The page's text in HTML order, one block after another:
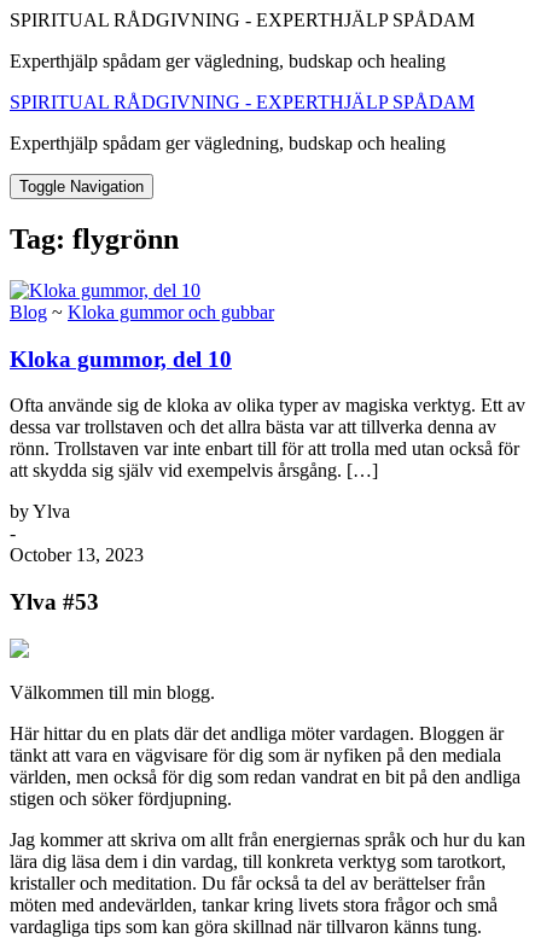
SPIRITUAL RÅDGIVNING - EXPERTHJÄLP SPÅDAM
Experthjälp spådam ger vägledning, budskap och healing
SPIRITUAL RÅDGIVNING - EXPERTHJÄLP SPÅDAM
Experthjälp spådam ger vägledning, budskap och healing
Toggle Navigation
Tag: flygrönn
Blog ~ Kloka gummor och gubbar
Kloka gummor, del 10
Ofta använde sig de kloka av olika typer av magiska verktyg. Ett av
dessa var trollstaven och det allra bästa var att tillverka denna av
rönn. Trollstaven var inte enbart till för att trolla med utan också för
att skydda sig själv vid exempelvis årsgång. […]
by Ylva
-
October 13, 2023
Ylva #53
Välkommen till min blogg.
Här hittar du en plats där det andliga möter vardagen. Bloggen är
tänkt att vara en vägvisare för dig som är nyfiken på den mediala
världen, men också för dig som redan vandrat en bit på den andliga
stigen och söker fördjupning.
Jag kommer att skriva om allt från energiernas språk och hur du kan
lära dig läsa dem i din vardag, till konkreta verktyg som tarotkort,
kristaller och meditation. Du får också ta del av berättelser från
möten med andevärlden, tankar kring livets stora frågor och små
vardagliga tips som kan göra skillnad när tillvaron känns tung.